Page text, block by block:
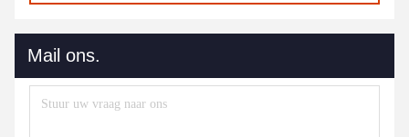
Mail ons.